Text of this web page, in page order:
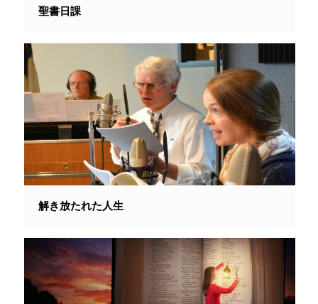
聖書日課
解き放たれた人生